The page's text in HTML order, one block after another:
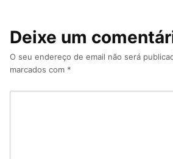
Deixe um
O seu endereço de email não será
marcados com *